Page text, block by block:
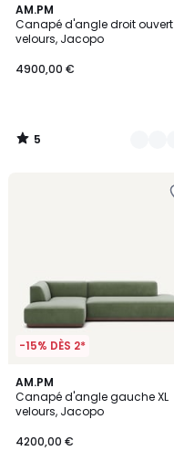
AM.PM
Canapé d'angle droit ouvert
velours, Jacopo
4900,00 €
5
/
5
15
Couleurs
5
/
-15% DÈS 2*
AM.PM
Canapé d'angle gauche XL
velours, Jacopo
4200,00 €
5
/
5
15
Couleurs